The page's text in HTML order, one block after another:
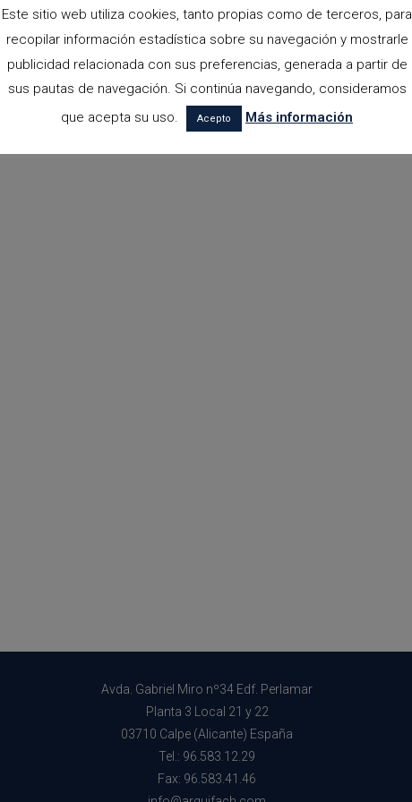
Avda. Gabriel Miro nº34 Edf. Perlamar
Planta 3 Local 21 y 22
03710 Calpe (Alicante) España
Tel.: 96.583.12.29
Fax: 96.583.41.46
Este sitio web utiliza cookies, tanto propias como de terceros, para
recopilar información estadística sobre su navegación y mostrarle
publicidad relacionada con sus preferencias, generada a partir de
sus pautas de navegación. Si continúa navegando, consideramos
que acepta su uso.
Acepto Más información